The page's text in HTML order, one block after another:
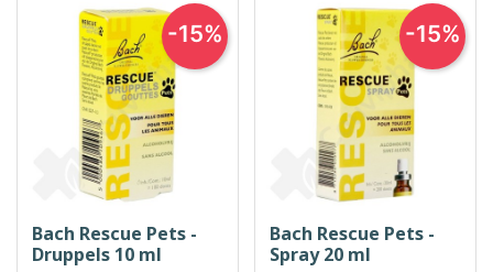
Bach Rescue Pets -
Druppels 10 ml
-15%
Bach Rescue Pets -
Spray 20 ml
-15%